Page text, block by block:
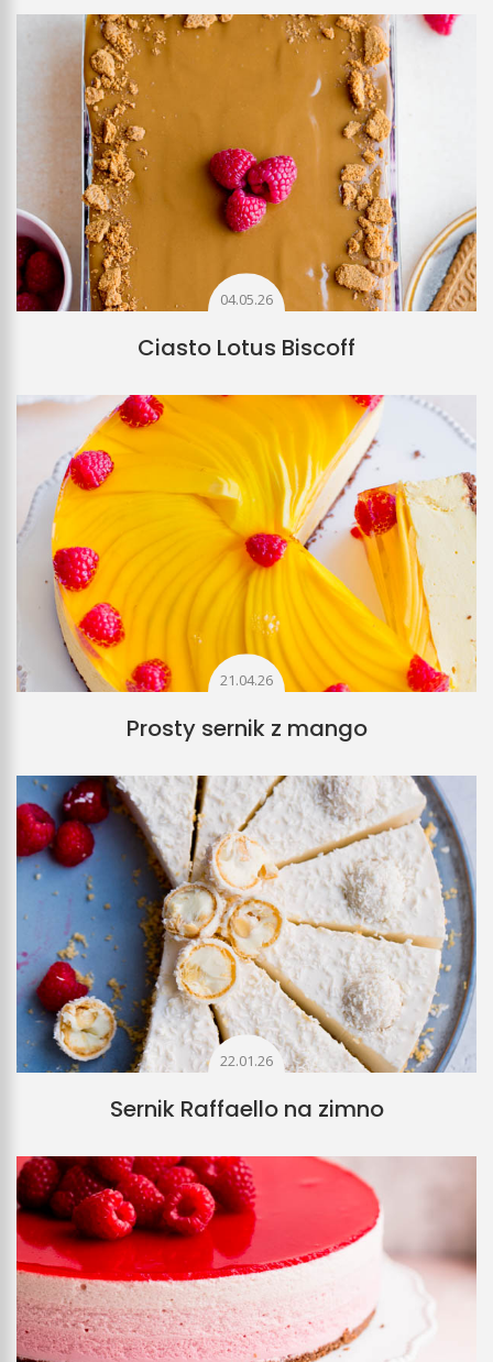
04.05.26
Ciasto Lotus Biscoff
21.04.26
Prosty sernik z mango
22.01.26
Sernik Raffaello na zimno